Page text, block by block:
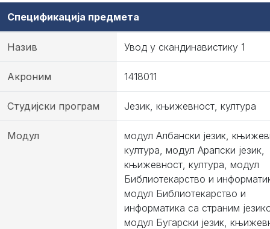
Спецификација предмета
Назив Увод у скандинавистику 1
Акроним 1418011
Студијски програм Језик, књижевност, култура
Модул
модул Албански језик,
култура, модул Арапски језик,
књижевност, култура, модул
Библиотекарство и
модул Библиотекарство и
информатика са страним
модул Бугарски језик,